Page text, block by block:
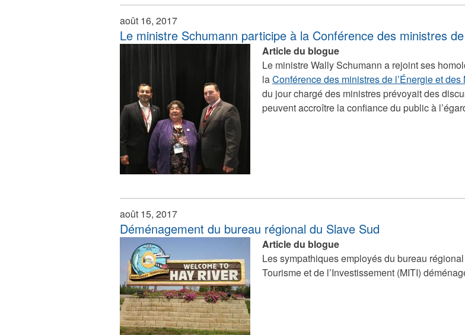
août 16, 2017
Le ministre Schumann participe à la Conférence des ministres
Article du blogue
Le ministre Wally Schumann a rejoint ses
laConférence des ministres de l’Énergie et des
du jour chargé des ministres prévoyait des
peuvent accroître la confiance du public à
août 15, 2017
Déménagement du bureau régional du Slave Sud
Article du blogue
Les sympathiques employés du bureau
Tourisme et de l’Investissement (MITI)